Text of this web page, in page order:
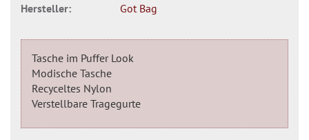
Hersteller: Got Bag
Tasche im Puffer Look
Modische Tasche
Recyceltes Nylon
Verstellbare Tragegurte